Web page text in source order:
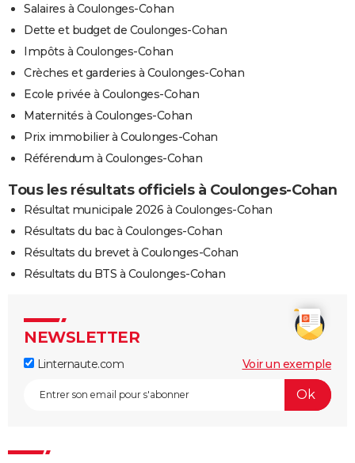
Salaires à Coulonges-Cohan
Dette et budget de Coulonges-Cohan
Impôts à Coulonges-Cohan
Crèches et garderies à Coulonges-Cohan
Ecole privée à Coulonges-Cohan
Maternités à Coulonges-Cohan
Prix immobilier à Coulonges-Cohan
Référendum à Coulonges-Cohan
Tous les résultats officiels à Coulonges-Cohan
Résultat municipale 2026 à Coulonges-Cohan
Résultats du bac à Coulonges-Cohan
Résultats du brevet à Coulonges-Cohan
Résultats du BTS à Coulonges-Cohan
NEWSLETTER
Linternaute.com Voir un exemple